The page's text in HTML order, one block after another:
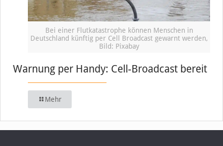
Bei einer Flutkatastrophe können Menschen in
Deutschland künftig per Cell Broadcast gewarnt werden,
Bild: Pixabay
Warnung per Handy: Cell-Broadcast bereit
Mehr